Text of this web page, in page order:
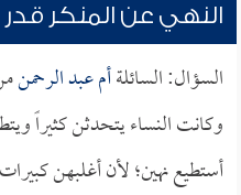
النهي عن المنكر
السؤال: السائلةأم عبد الرحمن
وكانت النساء يتحدثن كثيراً
أستطيع نهين؛ لأن أغلبهن